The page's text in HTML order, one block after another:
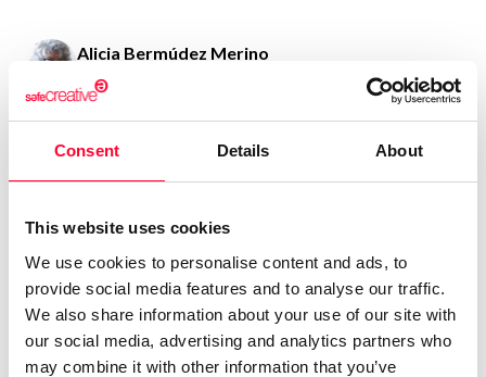
Consent Details About
This website uses cookies
We use cookies to personalise content and ads, to
provide social media features and to analyse our traffic.
We also share information about your use of our site with
our social media, advertising and analytics partners who
may combine it with other information that you’ve
Alicia Bermúdez Merino
/ Literature
siendo la escritura mi fuente de ingresos, no me atrevería a
denominarla mi profesión. No creo, por otra parte, que
estuviera dispuesta a avenirme a complacer a nadie, lector
o editor. Ni a comprometerme a cumplir los plazos de
entrega a que deben ceñirse tantos de los que publican.
Literatura por encargo, como si el escritor fuera un sastre o